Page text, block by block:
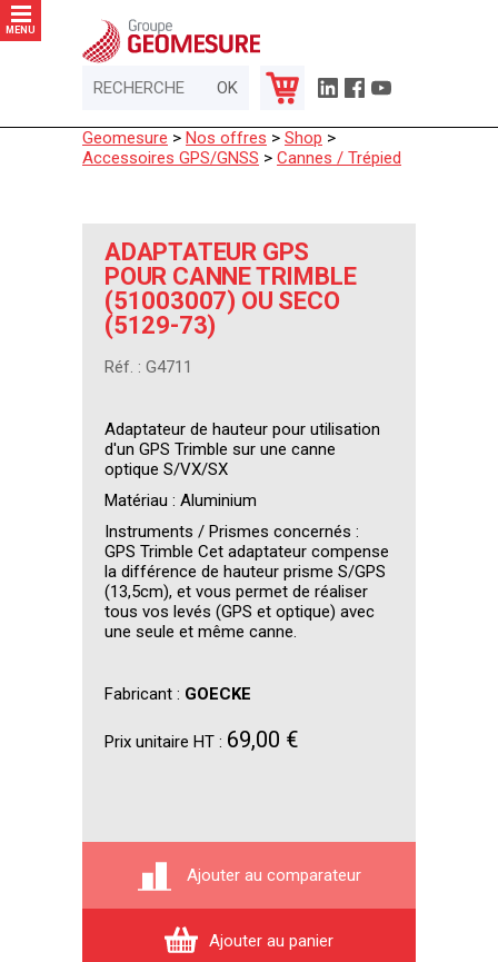
MENU
Geomesure > Nos offres > Shop >
Accessoires GPS/GNSS > Cannes / Trépied
ADAPTATEUR GPS
POUR CANNE TRIMBLE
(51003007) OU SECO
(5129-73)
Réf. : G4711
Adaptateur de hauteur pour utilisation
d'un GPS Trimble sur une canne
optique S/VX/SX
Matériau : Aluminium
Instruments / Prismes concernés :
GPS Trimble Cet adaptateur compense
la différence de hauteur prisme S/GPS
(13,5cm), et vous permet de réaliser
tous vos levés (GPS et optique) avec
une seule et même canne.
Fabricant : GOECKE
Prix unitaire HT : 69,00 €
Ajouter au comparateur
Ajouter au panier
Panneau de gestion des cookies